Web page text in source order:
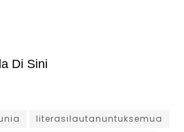
Di Sini
literasilautanuntuksemua